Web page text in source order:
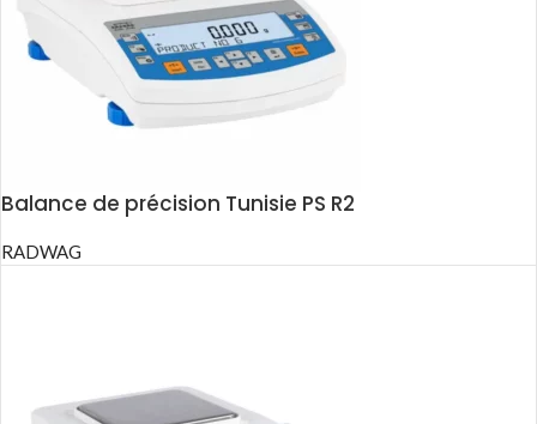
Balance de précision Tunisie PS R2
RADWAG